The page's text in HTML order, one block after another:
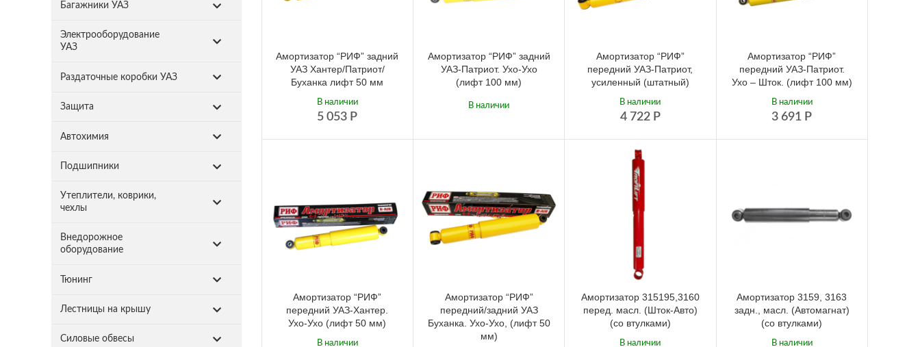
Багажники УАЗ
Электрооборудование
УАЗ
Раздаточные коробки УАЗ
Защита
Автохимия
Подшипники
Утеплители, коврики,
чехлы
Внедорожное
оборудование
Тюнинг
Лестницы на крышу
Силовые обвесы
Амортизатор “РИФ” задний
УАЗ Хантер/Патриот/
Буханка лифт 50 мм
5 053 Р
В наличии
Амортизатор “РИФ” задний
УАЗ-Патриот. Ухо-Ухо
(лифт 100 мм)
В наличии
Амортизатор “РИФ”
передний УАЗ-Патриот,
усиленный (штатный)
4 722 Р
В наличии
Амортизатор “РИФ”
передний УАЗ-Патриот.
Ухо – Шток. (лифт 100 мм)
3 691 Р
В наличии
Амортизатор “РИФ”
передний УАЗ-Хантер.
Ухо-Ухо (лифт 50 мм)
В наличии
Амортизатор “РИФ”
передний/задний УАЗ
Буханка. Ухо-Ухо, (лифт 50
мм)
Амортизатор 315195,3160
перед. масл. (Шток-Авто)
(со втулками)
В наличии
Амортизатор 3159, 3163
задн., масл. (Автомагнат)
(со втулками)
В наличии